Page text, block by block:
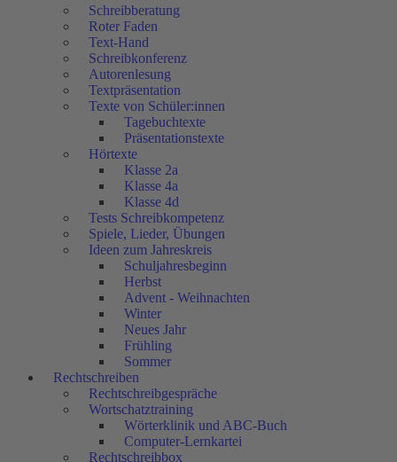
Schreibberatung
Roter Faden
Text-Hand
Schreibkonferenz
Autorenlesung
Textpräsentation
Texte von Schüler:innen
Tagebuchtexte
Präsentationstexte
Hörtexte
Klasse 2a
Klasse 4a
Klasse 4d
Tests Schreibkompetenz
Spiele, Lieder, Übungen
Ideen zum Jahreskreis
Schuljahresbeginn
Herbst
Advent - Weihnachten
Winter
Neues Jahr
Frühling
Sommer
Rechtschreiben
Rechtschreibgespräche
Wortschatztraining
Wörterklinik und ABC-Buch
Computer-Lernkartei
Rechtschreibbox